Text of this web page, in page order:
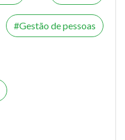
Gestão de pessoas